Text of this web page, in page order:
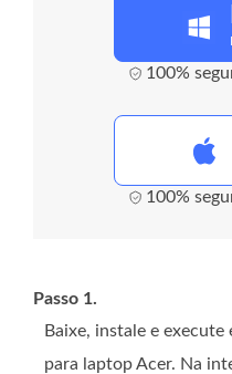
100%
100%
Passo 1.
Baixe, instale e
para laptop Acer. Na